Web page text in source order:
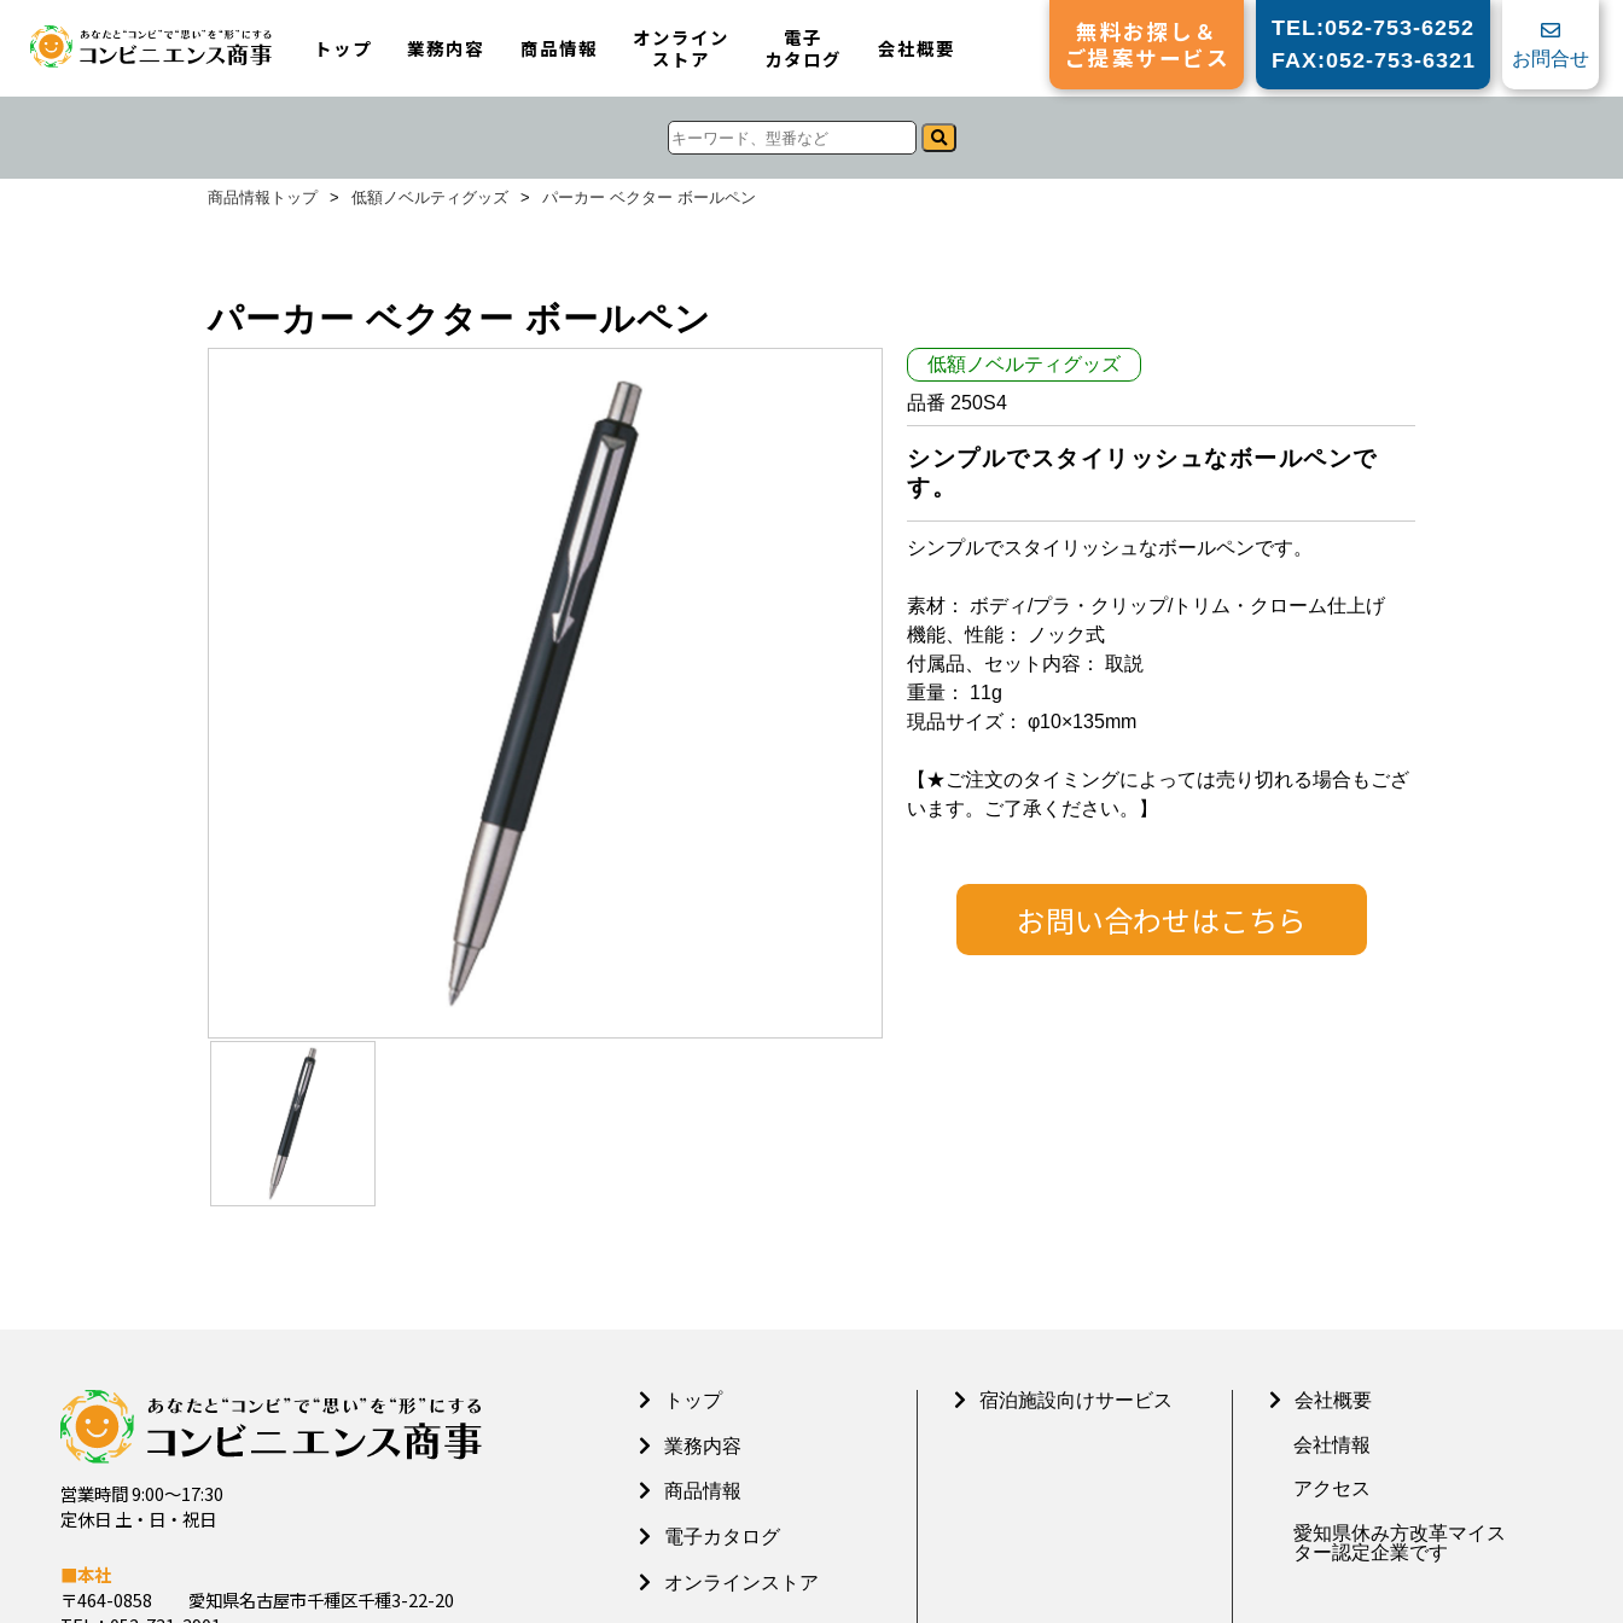
トップ 業務内容 商品情報
オンライン
ストア
電子
カタログ
会社概要
無料お探し＆
ご提案サービス
TEL:052-753-6252
FAX:052-753-6321
お問合せ
商品情報トップ > 低額ノベルティグッズ > パーカー ベクター ボールペン
パーカー ベクター ボールペン
低額ノベルティグッズ
品番 250S4
シンプルでスタイリッシュなボールペンで
す。
シンプルでスタイリッシュなボールペンです。
素材： ボディ/プラ・クリップ/トリム・クローム仕上げ
機能、性能： ノック式
付属品、セット内容： 取説
重量： 11g
現品サイズ： φ10×135mm
【★ご注文のタイミングによっては売り切れる場合もござ
います。ご了承ください。】
営業時間 9:00～17:30
定休日 土・日・祝日
■本社
〒464-0858
愛知県名古屋市千種区千種3-22-20
トップ
業務内容
商品情報
電子カタログ
オンラインストア
宿泊施設向けサービス 会社概要
会社情報
アクセス
愛知県休み方改革マイス
ター認定企業です